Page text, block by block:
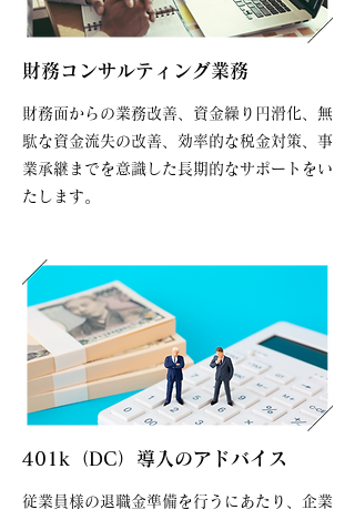
財務コンサルティング業務
財務面からの業務改善、資金繰り円滑化、無
駄な資金流失の改善、効率的な税金対策、事
業承継までを意識した長期的なサポートをい
たします。
401k（DC）導入のアドバイス
従業員様の退職金準備を行うにあたり、企業